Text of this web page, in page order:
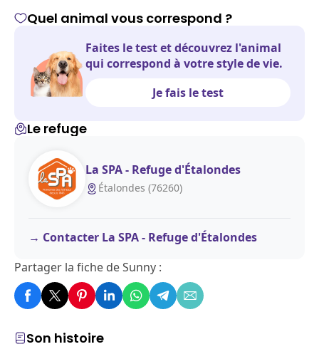
Son histoire
Quel animal vous correspond ?
Faites le test et découvrez l'animal
qui correspond à votre style de vie.
Je fais le test
Le refuge
La SPA - Refuge d'Étalondes
Étalondes (76260)
Contacter La SPA - Refuge d'Étalondes
Partager la fiche de Sunny :